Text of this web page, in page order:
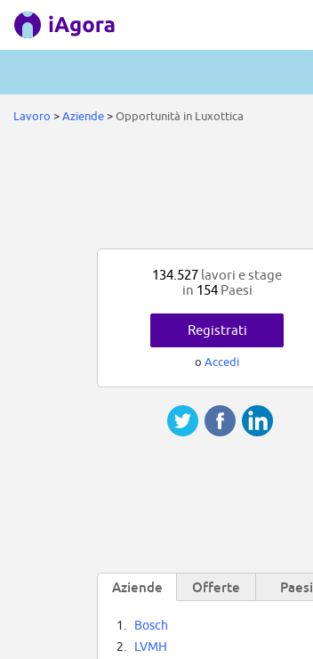
Lavoro >Aziende>Opportunità in Luxottica
134.527 lavori e stage
in 154Paesi
Registrati
o Accedi
Aziende Offerte Paesi
1.
Bosch
2.
LVMH